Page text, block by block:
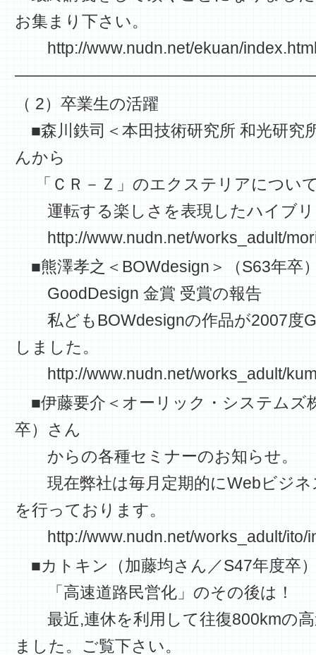
お集まり下さい。
http://www.nudn.net/ekuan/
（ 2）卒業生の活躍
■森川鉄司＜本田技術研究所 和光研究
んから
「ＣＲ－Ｚ」のエクステリアについ
運転する楽しさを表現したハイブリ
http://www.nudn.net/works_adult/
■熊澤孝之＜BOWdesign＞（S63年卒
GoodDesign 金賞 受賞の報告
私どもBOWdesignの作品が2007度
しました。
http://www.nudn.net/works_adult/
■伊藤要介＜オーリック・システムズ
卒）さん
からの各種セミナーのお知らせ。
現在弊社は毎月定期的にWebビジネ
を行っております。
http://www.nudn.net/works_adult/ito/
■カトキン（加藤均さん／S47年度卒
「高速道路民営化」のその後は！
最近,連休を利用して往復800kmの高
ました。ご覧下さい。